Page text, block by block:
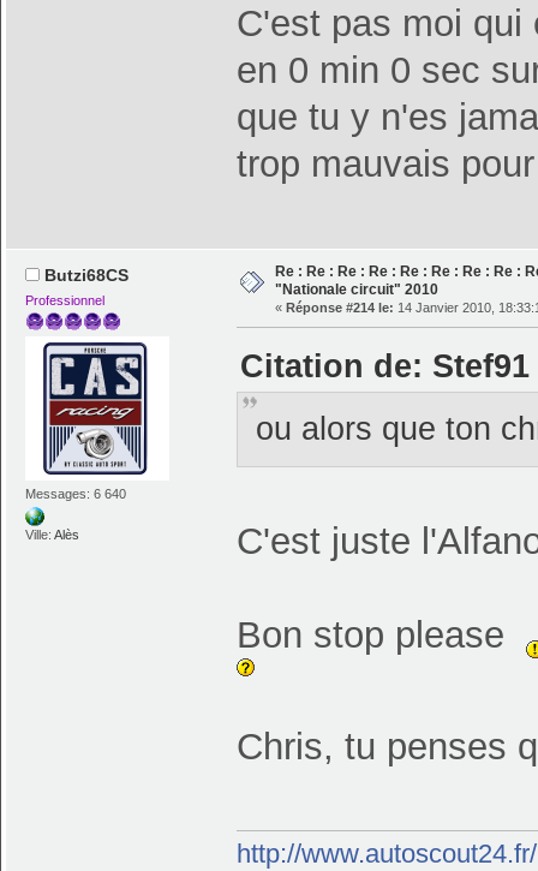
C'est pas moi
en 0 min 0 sec
que tu y n'es
trop mauvais
Butzi68CS
Professionnel
Messages: 6 640
Ville:Alès
Re : Re : Re : Re : Re : Re : Re : Re :
"Nationale circuit" 2010
« Réponse #214 le: 14 Janvier 2010,
Citation de: Stef91
ou alors que ton
C'est juste
Bon stop please
Chris, tu penses
http://